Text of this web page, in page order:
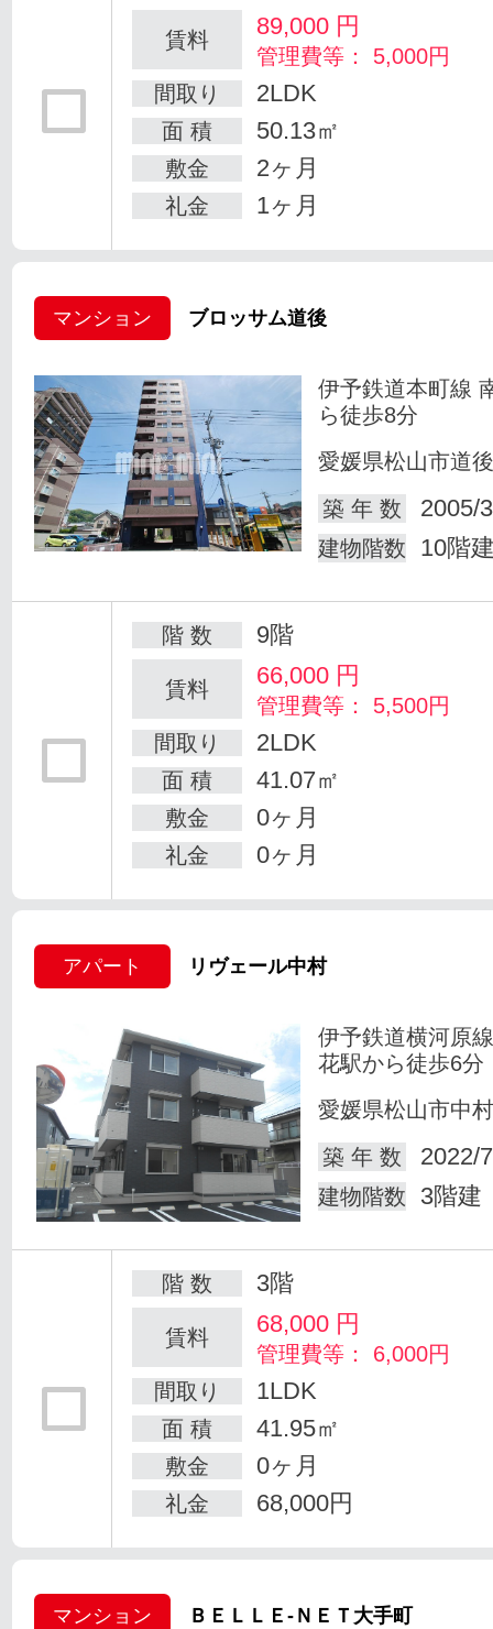
賃料 89,000 円
管理費等： 5,000円
間取り
2LDK
面 積 50.13㎡
敷金 2ヶ月
礼金 1ヶ月
マンション ブロッサム道後
伊予鉄道本町線
ら徒歩8分
愛媛県松山市道
築 年 数
2005/
建物階数 10階
階 数 9階
賃料 66,000 円
管理費等： 5,500円
間取り
2LDK
面 積 41.07㎡
敷金 0ヶ月
礼金 0ヶ月
アパート リヴェール中村
伊予鉄道横河原
花駅から徒歩6分
愛媛県松山市中村
築 年 数
2022/
建物階数 3階建
階 数 3階
賃料 68,000 円
管理費等： 6,000円
間取り
1LDK
面 積 41.95㎡
敷金 0ヶ月
礼金 68,000円
マンション ＢＥＬＬＥ-ＮＥＴ大手町